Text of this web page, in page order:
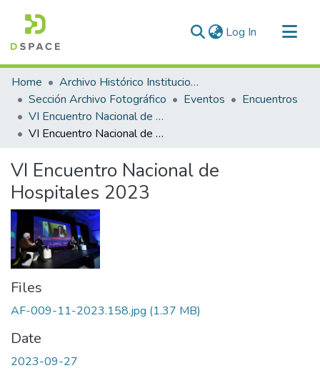
Log In (current)
Communities & Collections
All of DSpace
Statistics
Home
Archivo Histórico Institucional
Sección Archivo Fotográfico
Eventos
Encuentros
VI Encuentro Nacional de Hospitales, Sanatorios y Clínicas
VI Encuentro Nacional de Hospitales 2023
VI Encuentro Nacional de
Hospitales 2023
Files
AF-009-11-2023.158.jpg (1.37 MB)
Date
2023-09-27